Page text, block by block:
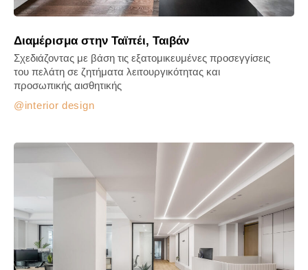
Διαμέρισμα στην Ταϊπέι, Ταιβάν
interior design
Σχεδιάζοντας με βάση τις εξατομικευμένες προσεγγίσεις
του πελάτη σε ζητήματα λειτουργικότητας και
προσωπικής αισθητικής